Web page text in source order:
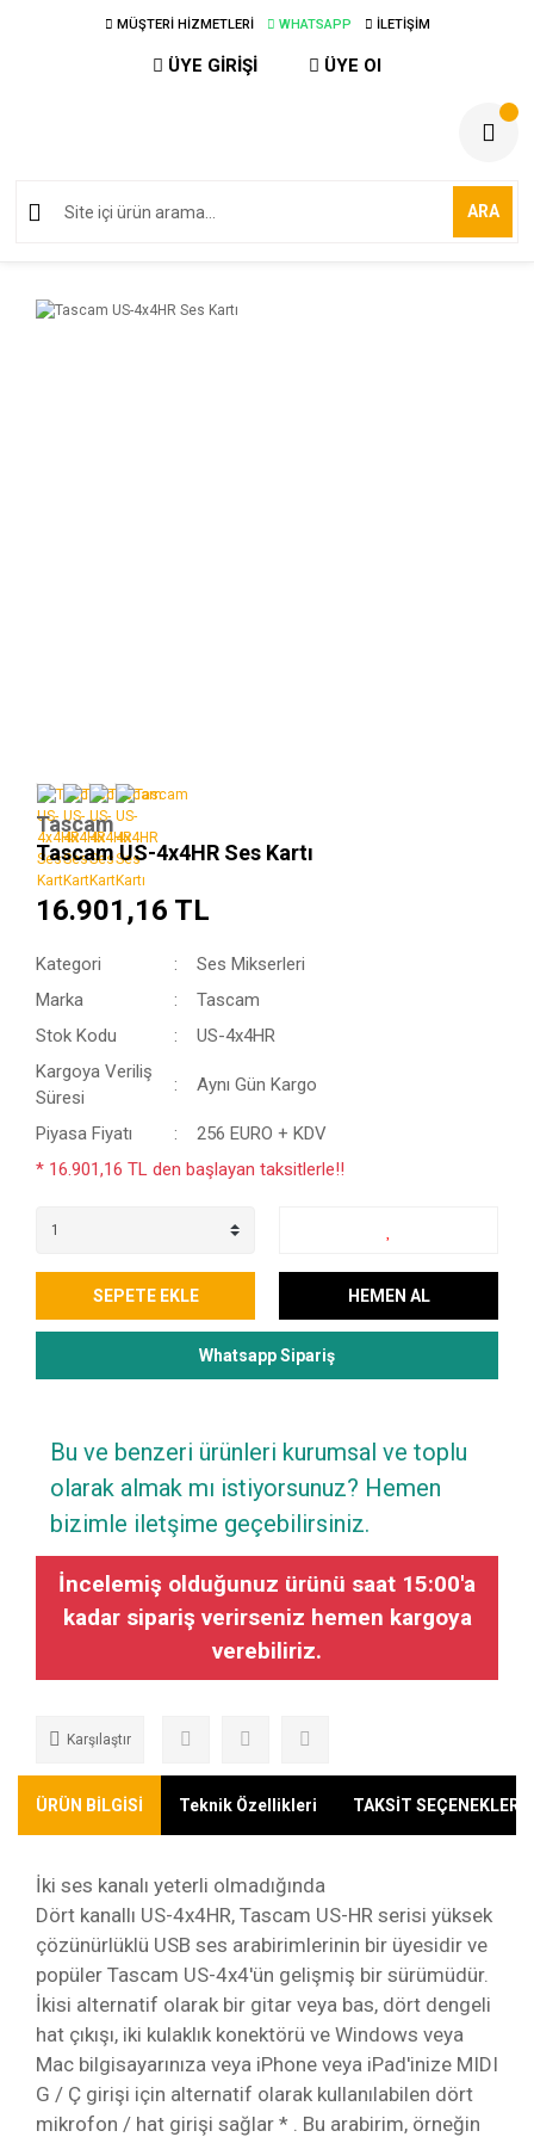
MÜŞTERİ HİZMETLERİ WHATSAPP İLETİŞİM
ÜYE GİRİŞİ ÜYE Ol
ARA
Tascam
Tascam US-4x4HR Ses Kartı
16.901,16 TL
Kategori
Ses Mikserleri
Marka
Tascam
Stok Kodu
US-4x4HR
Kargoya Veriliş
Süresi
Aynı Gün Kargo
Piyasa Fiyatı
256 EURO + KDV
* 16.901,16 TL den başlayan taksitlerle!!
SEPETE EKLE HEMEN AL
Whatsapp Sipariş
Bu ve benzeri ürünleri kurumsal ve toplu
olarak almak mı istiyorsunuz? Hemen
bizimle iletşime geçebilirsiniz.
İncelemiş olduğunuz ürünü saat 15:00'a
kadar sipariş verirseniz hemen kargoya
verebiliriz.
Karşılaştır
ÜRÜN BİLGİSİ Teknik Özellikleri TAKSİT SEÇENEKLERİ
İki ses kanalı yeterli olmadığında
Dört kanallı US-4x4HR, Tascam US-HR serisi yüksek
çözünürlüklü USB ses arabirimlerinin bir üyesidir ve
popüler Tascam US-4x4'ün gelişmiş bir sürümüdür.
İkisi alternatif olarak bir gitar veya bas, dört dengeli
hat çıkışı, iki kulaklık konektörü ve Windows veya
Mac bilgisayarınıza veya iPhone veya iPad'inize MIDI
G / Ç girişi için alternatif olarak kullanılabilen dört
mikrofon / hat girişi sağlar * . Bu arabirim, örneğin